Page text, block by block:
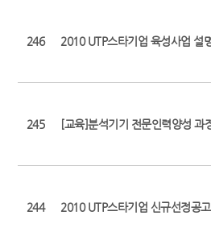
246 2010 UTP스타기업 육성사업 설
245 [교육]분석기기 전문인력양성 과
244 2010 UTP스타기업 신규선정공고